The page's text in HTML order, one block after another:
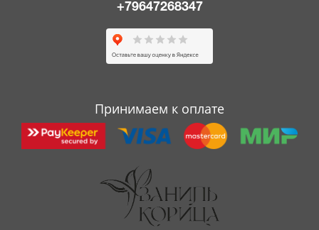
+79647268347
Принимаем к оплате